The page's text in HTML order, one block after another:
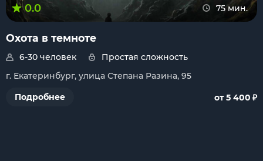
0.0 75 мин.
Охота в темноте
6-30 человек
Простая сложность
г. Екатеринбург, улица Степана Разина, 95
Подробнее
от 5 400 ₽